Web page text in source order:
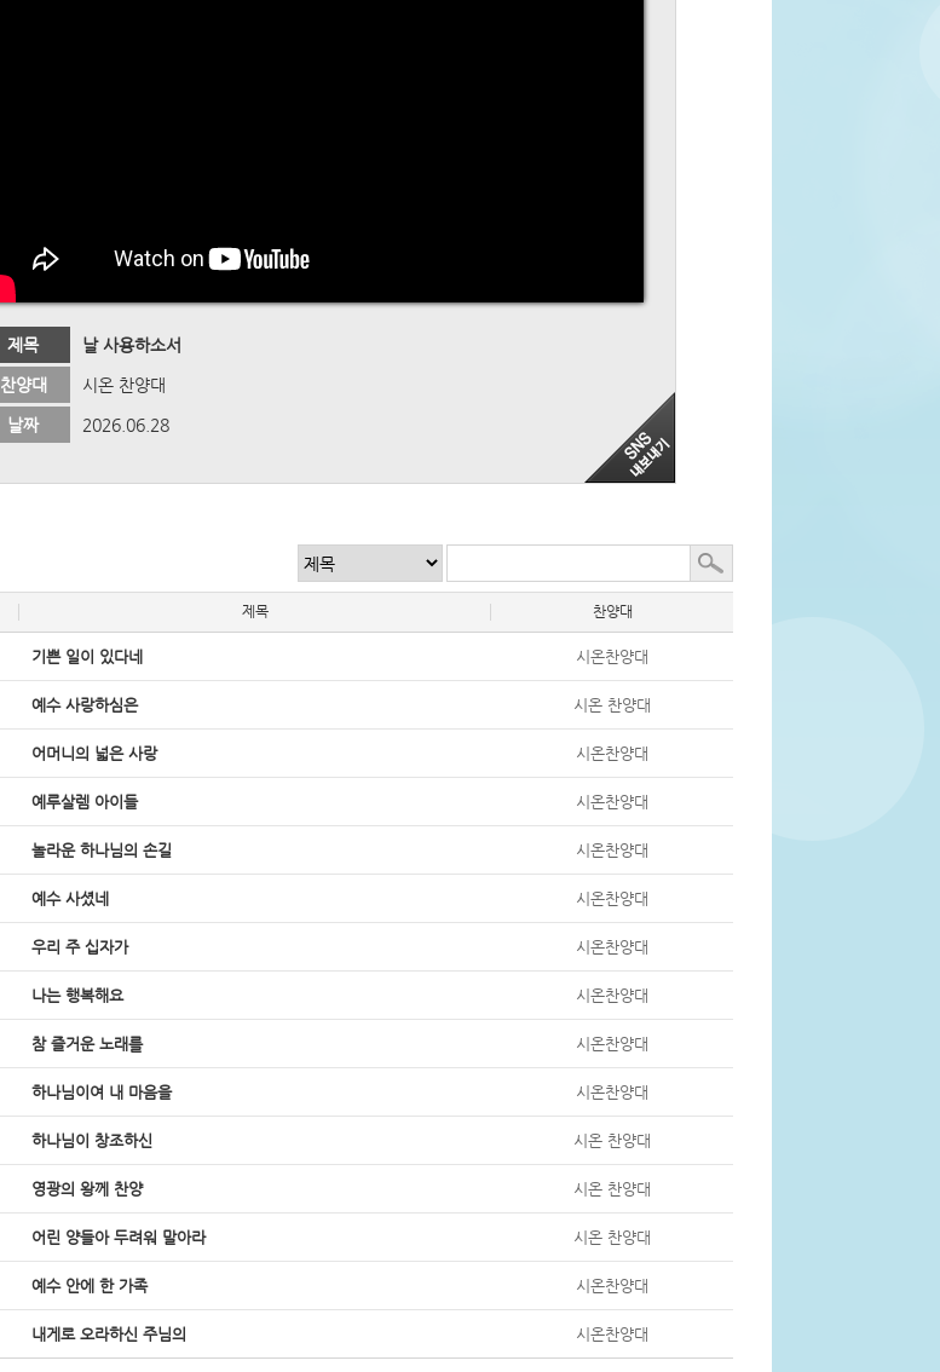
제목 날 사용하소서
찬양대 시온 찬양대
날짜 2026.06.28
제목 찬양대
기쁜 일이 있다네 시온찬양대
예수 사랑하심은 시온 찬양대
어머니의 넓은 사랑 시온찬양대
예루살렘 아이들 시온찬양대
놀라운 하나님의 손길 시온찬양대
예수 사셨네 시온찬양대
우리 주 십자가 시온찬양대
나는 행복해요 시온찬양대
참 즐거운 노래를 시온찬양대
하나님이여 내 마음을 시온찬양대
하나님이 창조하신 시온 찬양대
영광의 왕께 찬양 시온 찬양대
어린 양들아 두려워 말아라 시온 찬양대
예수 안에 한 가족 시온찬양대
내게로 오라하신 주님의 시온찬양대